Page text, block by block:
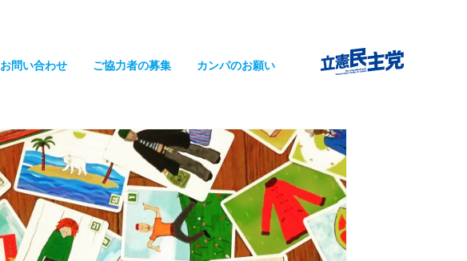
お問い合わせ ご協力者の募集 カンパのお願い